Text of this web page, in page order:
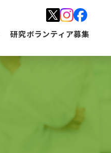
研究ボランティア募集